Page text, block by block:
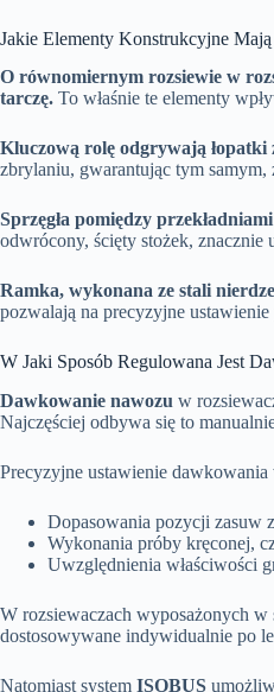
Jakie Elementy Konstrukcyjne
O równomiernym rozsiewie w
tarczę. To właśnie te elementy
Kluczową rolę odgrywają
zbrylaniu, gwarantując tym
Sprzęgła pomiędzy
odwrócony, ścięty stożek, znacznie
Ramka, wykonana ze stali
pozwalają na precyzyjne
W Jaki Sposób Regulowana Jest
Dawkowanie nawozu w
Najczęściej odbywa się to
Precyzyjne ustawienie dawkowania
Dopasowania pozycji zasuw
Wykonania próby kręconej,
Uwzględnienia właściwości
W rozsiewaczach wyposażonych w
dostosowywane indywidualnie po
Natomiast system ISOBUS